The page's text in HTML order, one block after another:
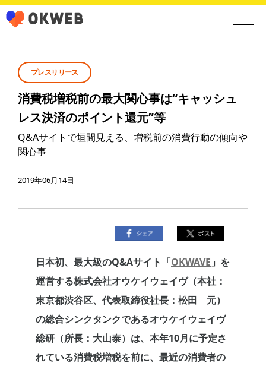
プレスリリース
消費税増税前の最大関心事は“キャッシュ
レス決済のポイント還元”等
Q&Aサイトで垣間見える、増税前の消費行動の傾向や
関心事
2019年06月14日
日本初、最大級のQ&Aサイト「OKWAVE 」を
運営する株式会社オウケイウェイヴ（本社：
東京都渋谷区、代表取締役社長：松田 元）
の総合シンクタンクであるオウケイウェイヴ
総研（所長：大山泰）は、本年10月に予定さ
れている消費税増税を前に、最近の消費者の